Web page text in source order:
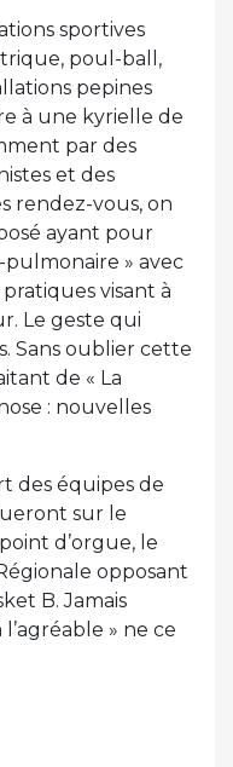
sportives
poul-ball,
pepines
à une kyrielle de
par des
et des
rendez-vous, on
ayant pour
» avec
visant à
Le geste qui
Sans oublier cette
de « La
: nouvelles
des équipes de
sur le
d’orgue, le
opposant
B. Jamais
l’agréable » ne ce